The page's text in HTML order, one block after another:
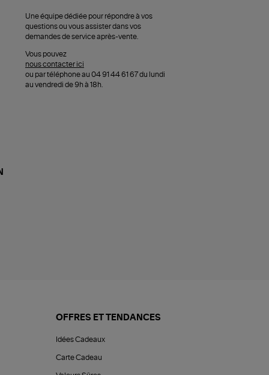
Une équipe dédiée pour répondre à vos
questions ou vous assister dans vos
demandes de service après-vente.
Vous pouvez
nous contacter ici
ou par téléphone au 04 91 44 61 67 du lundi
au vendredi de 9h à 18h.
OFFRES ET TENDANCES
Idées Cadeaux
Carte Cadeau